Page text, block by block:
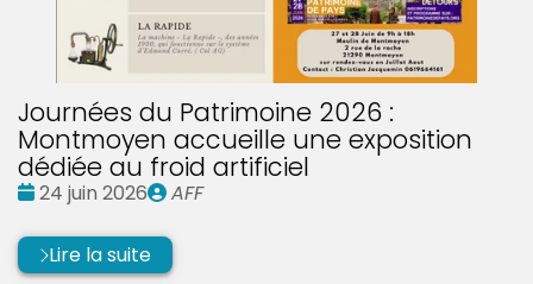
Journées du Patrimoine 2026 :
Montmoyen accueille une exposition
dédiée au froid artificiel
Date
24 juin 2026
Publié
AFF
Lire la suite